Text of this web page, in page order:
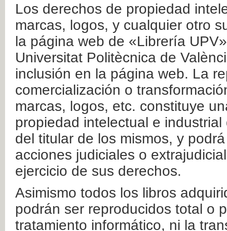
Los derechos de propiedad
marcas, logos, y cualquier otro
la página web de «Librería
Universitat Politècnica de
inclusión en la página web. La
comercialización o
marcas, logos, etc. constituye
propiedad intelectual e
del titular de los mismos, y
acciones judiciales o
ejercicio de sus derechos.
Asimismo todos los libros
podrán ser reproducidos total o
tratamiento informático, ni la